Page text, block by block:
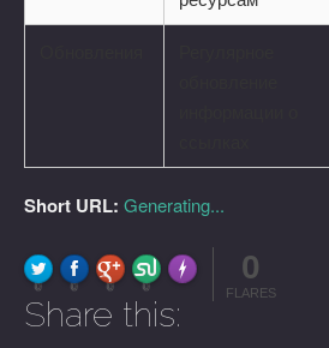
Short URL: Generating...
0 0 0 0
Made with FLARE
0
FLARES
Share this: